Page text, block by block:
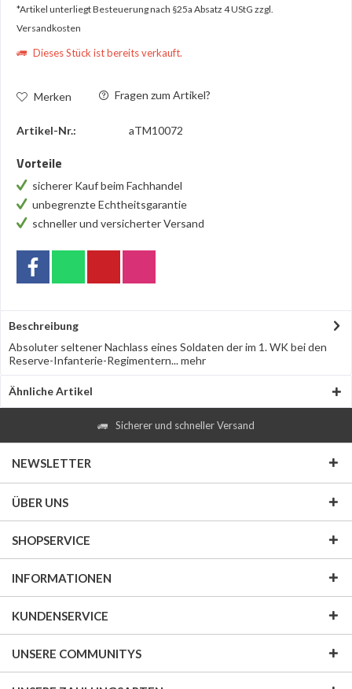
*Artikel unterliegt Besteuerung nach §25a Absatz 4 UStG zzgl.
Versandkosten
Dieses Stück ist bereits verkauft.
Merken Fragen zum Artikel?
Artikel-Nr.: aTM10072
Vorteile
sicherer Kauf beim Fachhandel
unbegrenzte Echtheitsgarantie
schneller und versicherter Versand
Beschreibung
Absoluter seltener Nachlass eines Soldaten der im 1. WK bei den
Reserve-Infanterie-Regimentern...mehr
Ähnliche Artikel
Sicherer und schneller Versand
NEWSLETTER
ÜBER UNS
SHOPSERVICE
INFORMATIONEN
KUNDENSERVICE
UNSERE COMMUNITYS